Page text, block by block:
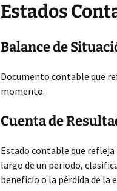
Estados
Balance de
Documento contable que
momento.
Cuenta de
Estado contable que
largo de un periodo,
beneficio o la pérdida de la